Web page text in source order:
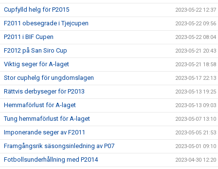
Cupfylld helg för P2015 2023-05-22 12:37
F2011 obesegrade i Tjejcupen 2023-05-22 09:56
P2011 i BIF Cupen 2023-05-22 08:04
F2012 på San Siro Cup 2023-05-21 20:43
Viktig seger för A-laget 2023-05-21 18:58
Stor cuphelg för ungdomslagen 2023-05-17 22:13
Rättvis derbyseger för P2013 2023-05-13 19:25
Hemmaförlust för A-laget 2023-05-13 09:03
Tung hemmaförlust för A-laget 2023-05-07 13:10
Imponerande seger av F2011 2023-05-05 21:53
Framgångsrik säsongsinledning av P07 2023-05-01 09:10
Fotbollsunderhållning med P2014 2023-04-30 12:20